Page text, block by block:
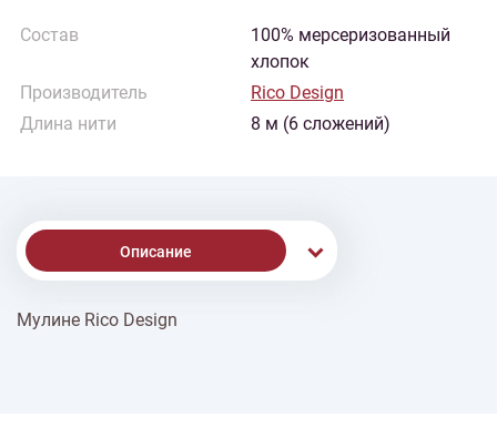
Состав
100% мерсеризованный
хлопок
Производитель
Rico Design
Длина нити
8 м (6 сложений)
Описание
% Скидки
Мулине Rico Design